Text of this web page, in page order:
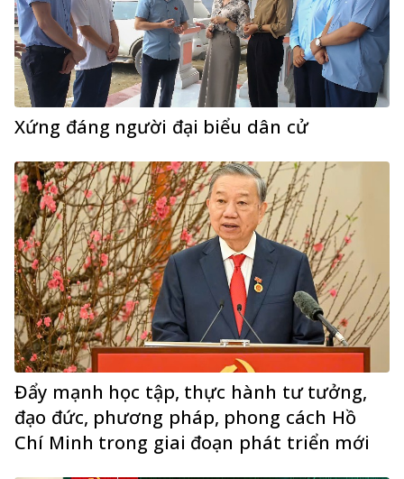
Xứng đáng người đại biểu dân cử
Đẩy mạnh học tập, thực hành tư tưởng,
đạo đức, phương pháp, phong cách Hồ
Chí Minh trong giai đoạn phát triển mới